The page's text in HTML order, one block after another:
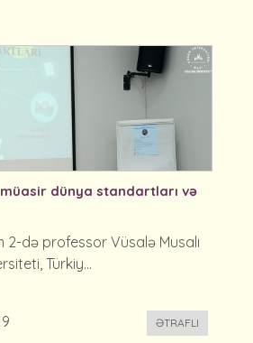
dünya standartları və
2-də professor Vüsalə Musalı
Türkiy...
ƏTRAFLI